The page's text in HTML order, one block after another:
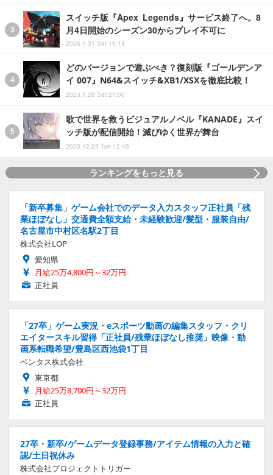
スイッチ版『Apex Legends』サービス終了へ。8
月4日開始のシーズン30からプレイ不可に
2026.1.31 Sat 16:14
どのバージョンで遊ぶべき？復刻版『ゴールデンア
イ 007』N64&スイッチ&XB1/XSXを徹底比較！
2023.1.28 Sat 21:00
歌で世界を救うビジュアルノベル『KANADE』スイ
ッチ版が配信開始！滅びゆく世界が舞台
2025.12.23 Tue 12:45
ランキングをもっと見る
「新卒募集」ゲーム会社でのデータ入力スタッフ正社員「残
業ほぼなし」交通費全額支給・未経験歓迎/髪型・服装自由/
名古屋市中村区名駅2丁目
株式会社LOP
愛知県
月給25万4,800円～32万円
正社員
「27卒」ゲーム実況・eスポーツ動画の編集スタッフ・クリ
エイタースキル習得「正社員/残業ほぼなし推奨」映像・動
画系転職希望/豊島区西池袋1丁目
ベンタス株式会社
東京都
月給25万8,700円～32万円
正社員
27卒・新卒/ゲームデータ登録事務/アイテム情報の入力と確
認/土日祝休み
株式会社プロジェクトトリガー